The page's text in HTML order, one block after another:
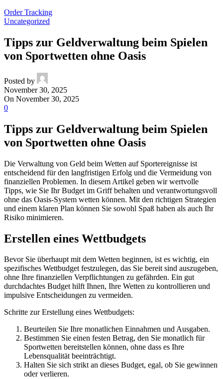
Order Tracking
Uncategorized
Tipps zur Geldverwaltung beim Spielen
von Sportwetten ohne Oasis
Posted by
November 30, 2025
On November 30, 2025
0
Tipps zur Geldverwaltung beim Spielen
von Sportwetten ohne Oasis
Die Verwaltung von Geld beim Wetten auf Sportereignisse ist
entscheidend für den langfristigen Erfolg und die Vermeidung von
finanziellen Problemen. In diesem Artikel geben wir wertvolle
Tipps, wie Sie Ihr Budget im Griff behalten und verantwortungsvoll
ohne das Oasis-System wetten können. Mit den richtigen Strategien
und einem klaren Plan können Sie sowohl Spaß haben als auch Ihr
Risiko minimieren.
Erstellen eines Wettbudgets
Bevor Sie überhaupt mit dem Wetten beginnen, ist es wichtig, ein
spezifisches Wettbudget festzulegen, das Sie bereit sind auszugeben,
ohne Ihre finanziellen Verpflichtungen zu gefährden. Ein gut
durchdachtes Budget hilft Ihnen, Ihre Wetten zu kontrollieren und
impulsive Entscheidungen zu vermeiden.
Schritte zur Erstellung eines Wettbudgets:
Beurteilen Sie Ihre monatlichen Einnahmen und Ausgaben.
Bestimmen Sie einen festen Betrag, den Sie monatlich für
Sportwetten bereitstellen können, ohne dass es Ihre
Lebensqualität beeinträchtigt.
Halten Sie sich strikt an dieses Budget, egal, ob Sie gewinnen
oder verlieren.